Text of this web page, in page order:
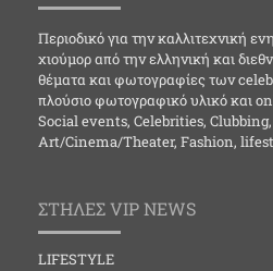
Περιοδικό για την καλλιτεχνική
χιούμορ από την ελληνική και
θέματα και φωτογραφίες των
πλούσιο φωτογραφικό υλικό και
Social events, Celebrities,
Art/Cinema/Theater, Fashion,
ΣΤΗΛΕΣ VIP NEWS
LIFESTYLE